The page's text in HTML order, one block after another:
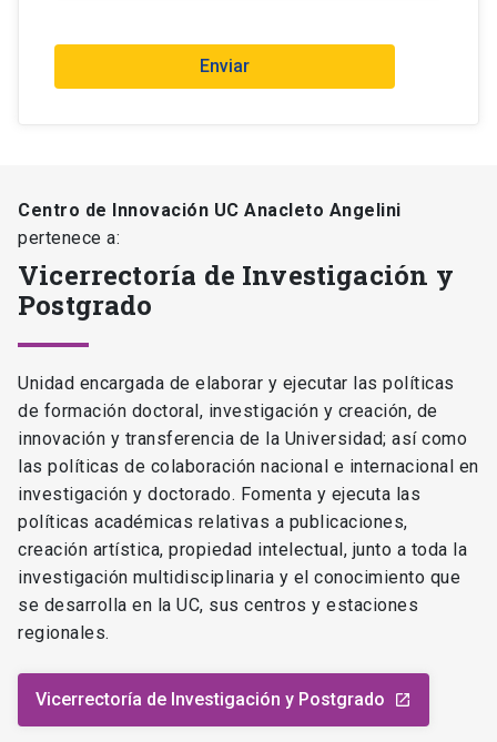
Enviar
Centro de Innovación UC Anacleto Angelini
pertenece a:
Vicerrectoría de Investigación y
Postgrado
Unidad encargada de elaborar y ejecutar las políticas
de formación doctoral, investigación y creación, de
innovación y transferencia de la Universidad; así como
las políticas de colaboración nacional e internacional en
investigación y doctorado. Fomenta y ejecuta las
políticas académicas relativas a publicaciones,
creación artística, propiedad intelectual, junto a toda la
investigación multidisciplinaria y el conocimiento que
se desarrolla en la UC, sus centros y estaciones
regionales.
Vicerrectoría de Investigación y Postgrado launch